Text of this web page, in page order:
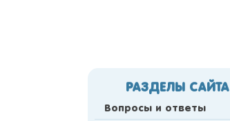
РАЗДЕЛЫ САЙТА
Вопросы и ответы